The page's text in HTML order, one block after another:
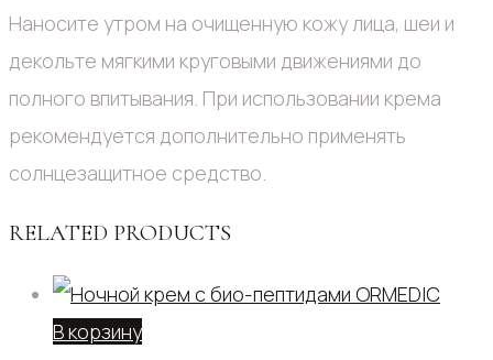
Наносите утром на очищенную кожу лица, шеи и
декольте мягкими круговыми движениями до
полного впитывания. При использовании крема
рекомендуется дополнительно применять
солнцезащитное средство.
RELATED PRODUCTS
В корзину